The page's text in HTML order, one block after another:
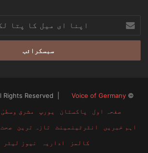
ای
میل
پتا
© Copyright 2026, All Rights Reserved |
Voice of Germany
صفحہ اول
پاکستان یورپ مشرق وسطیٰ
اہم خبریں
انٹرٹینمینٹ تازہ ترین صحت
کالمز
اداریہ نیوز لیٹر